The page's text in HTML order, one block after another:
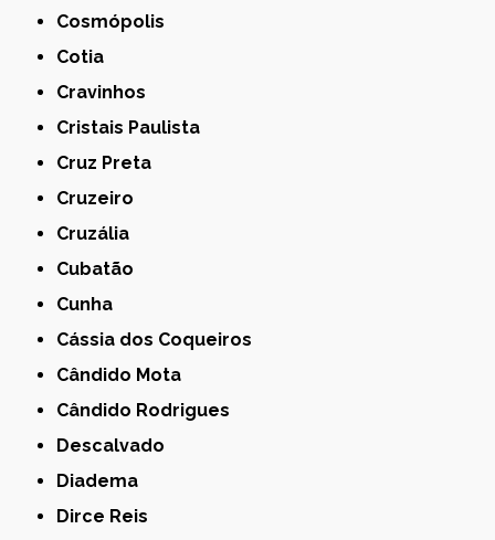
Cosmópolis
Cotia
Cravinhos
Cristais Paulista
Cruz Preta
Cruzeiro
Cruzália
Cubatão
Cunha
Cássia dos Coqueiros
Cândido Mota
Cândido Rodrigues
Descalvado
Diadema
Dirce Reis